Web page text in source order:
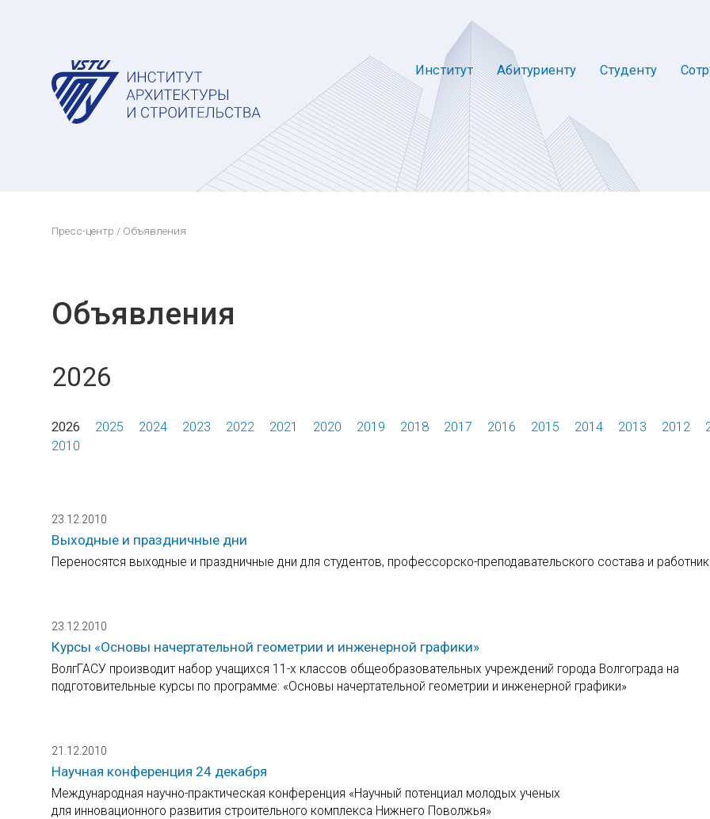
Институт Абитуриенту Студенту
Пресс-центр / Объявления
Объявления
2026
2026 2025 2024 2023 2022 2021 2020 2019 2018 2017 2016 2015 2014 2013 2012
2010
23.12.2010
Выходные и праздничные дни
Переносятся выходные и праздничные дни для студентов, профессорско-преподавательского состава и
23.12.2010
Курсы «Основы начертательной геометрии и инженерной графики»
ВолгГАСУ производит набор учащихся 11-х классов общеобразовательных учреждений города Волгограда на
подготовительные курсы по программе: «Основы начертательной геометрии и инженерной графики»
21.12.2010
Научная конференция 24 декабря
Международная научно-практическая конференция «Научный потенциал молодых ученых
для инновационного развития строительного комплекса Нижнего Поволжья»